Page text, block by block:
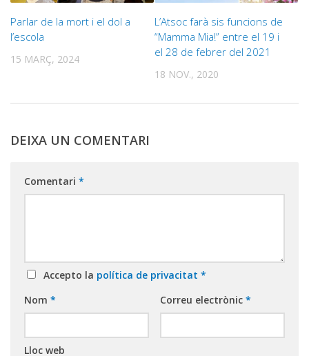
Parlar de la mort i el dol a
l’escola
15 MARÇ, 2024
L’Atsoc farà sis funcions de
“Mamma Mia!” entre el 19 i
el 28 de febrer del 2021
18 NOV., 2020
DEIXA UN COMENTARI
Comentari *
Accepto la política de privacitat *
Nom * Correu electrònic *
Lloc web